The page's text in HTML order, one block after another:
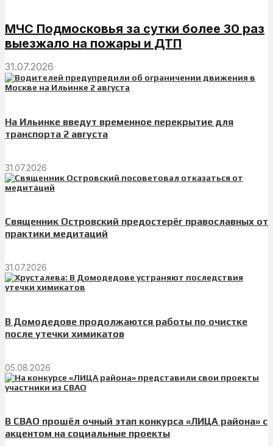
МЧС Подмосковья за сутки более 30 раз
выезжало на пожары и ДТП
31.07.2026
На Ильинке введут временное перекрытие для
транспорта 2 августа
31.07.2026
Священник Островский предостерёг православных от
практики медитаций
31.07.2026
В Домодедове продолжаются работы по очистке
после утечки химикатов
05.08.2026
В СВАО прошёл очный этап конкурса «ЛИЦА района» с
акцентом на социальные проекты